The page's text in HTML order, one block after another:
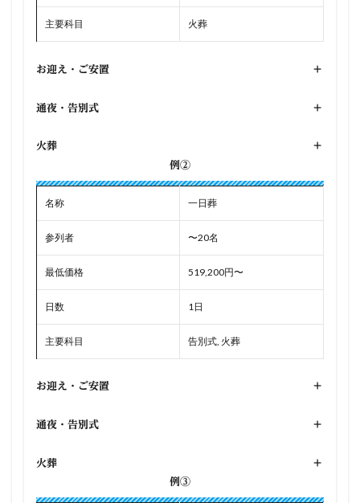
主要科目 火葬
お迎え・ご安置 +
通夜・告別式 +
火葬
+
例②
名称 一日葬
参列者 〜20名
最低価格 519,200円〜
日数 1日
主要科目 告別式, 火葬
お迎え・ご安置 +
通夜・告別式 +
火葬
+
例③